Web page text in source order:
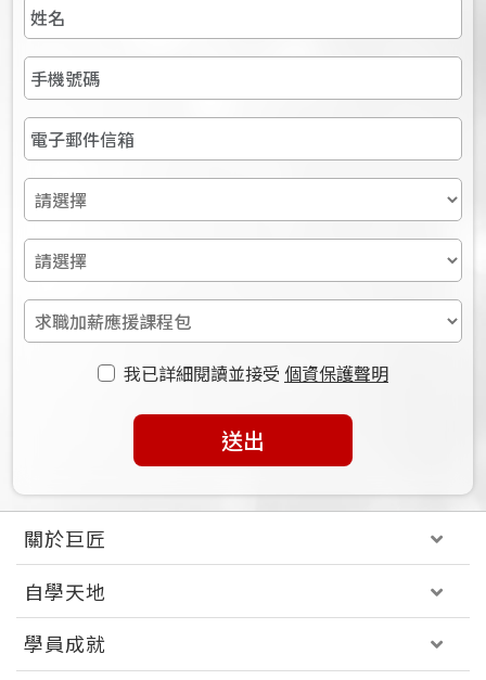
我已詳細閱讀並接受 個資保護聲明
送出
關於巨匠
自學天地
學員成就